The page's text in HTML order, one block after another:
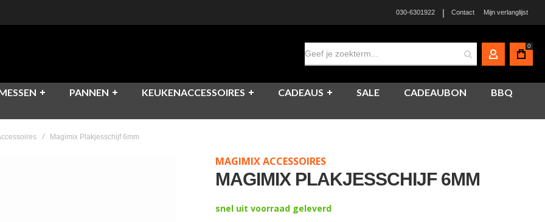
030-6301922
| Contact Mijn verlanglijst
MIJN
0
PANNEN KEUKENACCESSOIRES CADEAUS SALE CADEAUBON
BBQ
Magimix Plakjesschijf 6mm
MAGIMIX ACCESSOIRES
MAGIMIX PLAKJESSCHIJF 6MM
snel uit voorraad geleverd